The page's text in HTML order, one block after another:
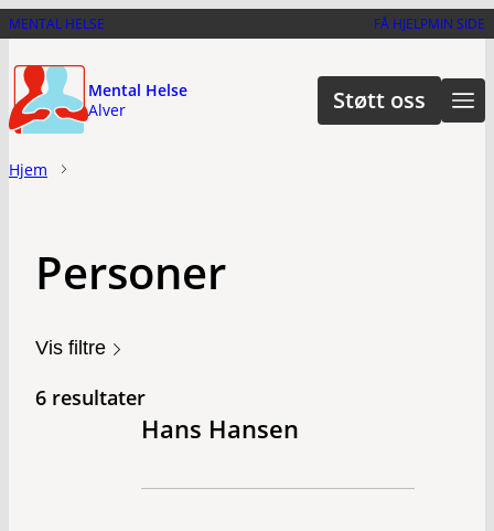
Hopp
hovedinnhold
MENTAL HELSE FÅ HJELPMIN SIDE
Mental Helse
Alver
Støtt oss
Hjem
Personer
Vis filtre
6 resultater
Hans Hansen